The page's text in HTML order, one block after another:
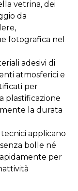
vetrina, dei
da
fotografica nel
adesivi di
atmosferici e
per
plastificazione
la durata
tecnici applicano
bolle né
per